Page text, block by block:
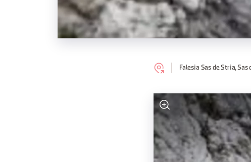
Falesia Sas de Stria,